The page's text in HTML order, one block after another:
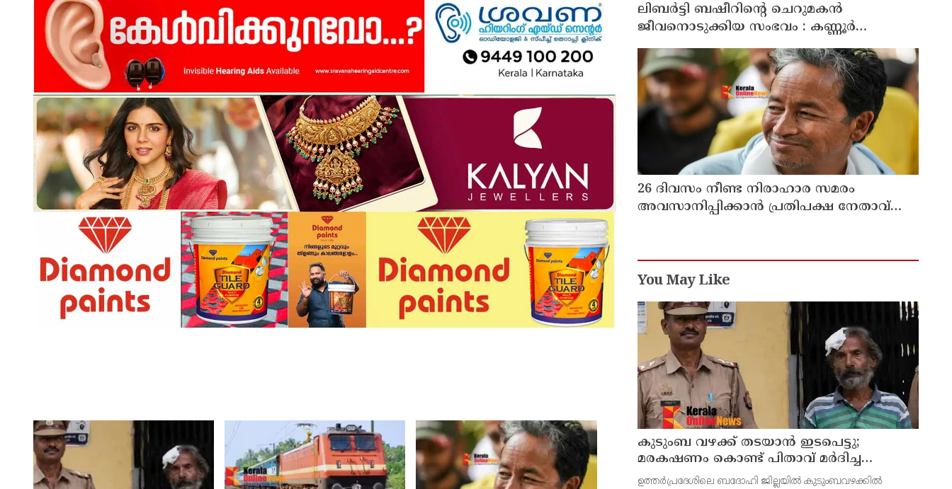
ലിബർട്ടി ബഷീറിന്റെ ചെറുമകൻ
ജീവനൊടുക്കിയ സംഭവം : കണ്ണൂർ
മൊറാഴയിലെ ജെംസ് ഇൻ്റർനാഷനൽ
സ്കൂളിലെ പ്രധാന അധ്യാപികക്കെതിരെ
പരാതിയുമായിബന്ധുക്കൾ
26 ദിവസം നീണ്ട നിരാഹാര സമരം
അവസാനിപ്പിക്കാൻ പ്രതിപക്ഷ നേതാവ്
You May Like
കുടുംബ വഴക്ക് തടയാന്‍ ഇടപെട്ടു;
മരകഷണം കൊണ്ട് പിതാവ് മർദിച്ച
17കാരിക്ക് ദാരുണാന്ത്യം
ഉത്തര്‍പ്രദേശിലെ ബദോഹി ജില്ലയില്‍ കുടുംബവഴക്കില്‍